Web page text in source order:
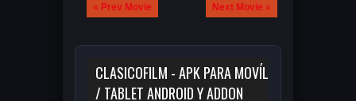
« Prev Movie Next Movie »
CLASICOFILM - APK PARA MOVÍL
/ TABLET ANDROID Y ADDON